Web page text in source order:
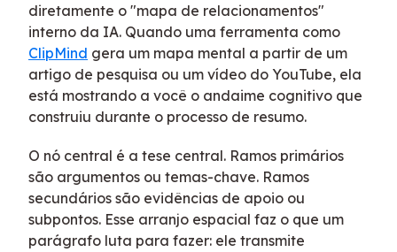
diretamente o "mapa de relacionamentos"
interno da IA. Quando uma ferramenta como
ClipMind gera um mapa mental a partir de um
artigo de pesquisa ou um vídeo do YouTube, ela
está mostrando a você o andaime cognitivo que
construiu durante o processo de resumo.
O nó central é a tese central. Ramos primários
são argumentos ou temas-chave. Ramos
secundários são evidências de apoio ou
subpontos. Esse arranjo espacial faz o que um
parágrafo luta para fazer: ele transmite